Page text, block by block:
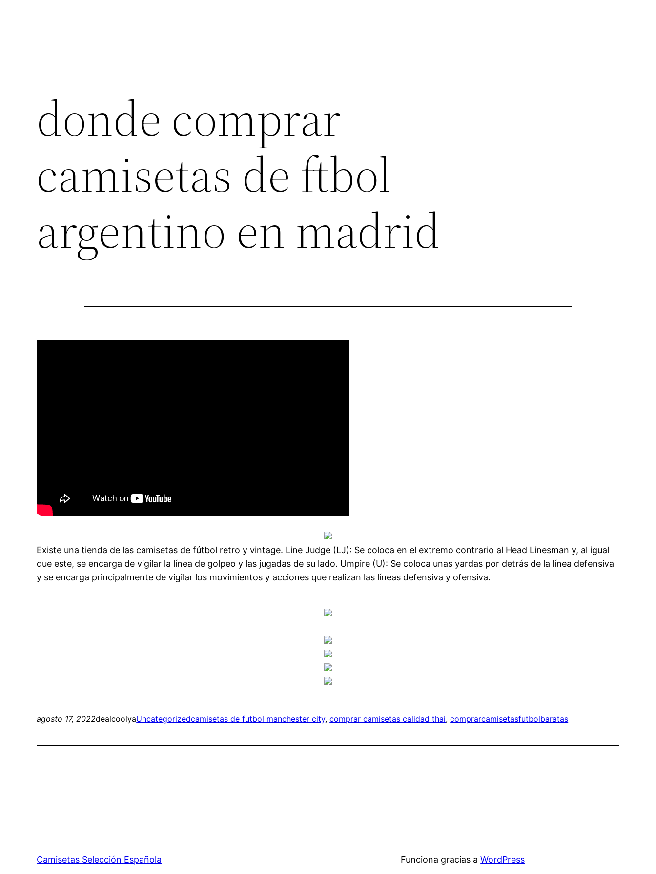
donde comprar
camisetas de ftbol
argentino en madrid
Existe una tienda de las camisetas de fútbol retro y vintage. Line Judge (LJ): Se coloca en el extremo contrario al Head Linesman y, al igual
que este, se encarga de vigilar la línea de golpeo y las jugadas de su lado. Umpire (U): Se coloca unas yardas por detrás de la línea defensiva
y se encarga principalmente de vigilar los movimientos y acciones que realizan las líneas defensiva y ofensiva.
agosto 17, 2022dealcoolyaUncategorizedcamisetas de futbol manchester city, comprar camisetas calidad thai, comprarcamisetasfutbolbaratas
Camisetas Selección Española Funciona gracias aWordPress